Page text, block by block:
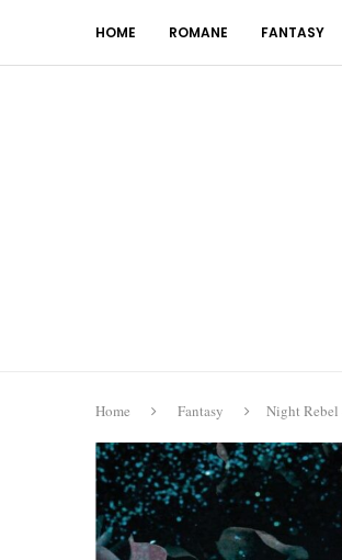
HOME ROMANE FANTASY
Home Fantasy Night Rebel